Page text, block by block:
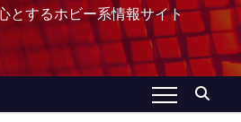
とするホビー系情報サイト